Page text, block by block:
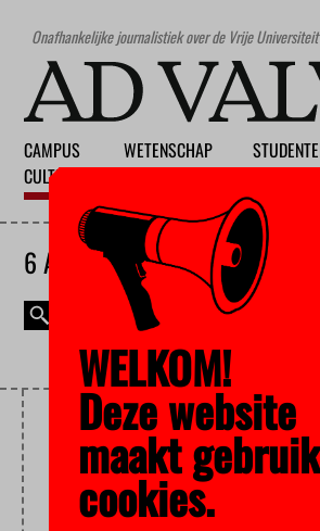
Onafhankelijke journalistiek over de Vrije
CAMPUS
CULTUUR
WETENSCHAP
6 AUGUSTUS 2026
GAMER
WELKOM!
Deze website
maakt
cookies.